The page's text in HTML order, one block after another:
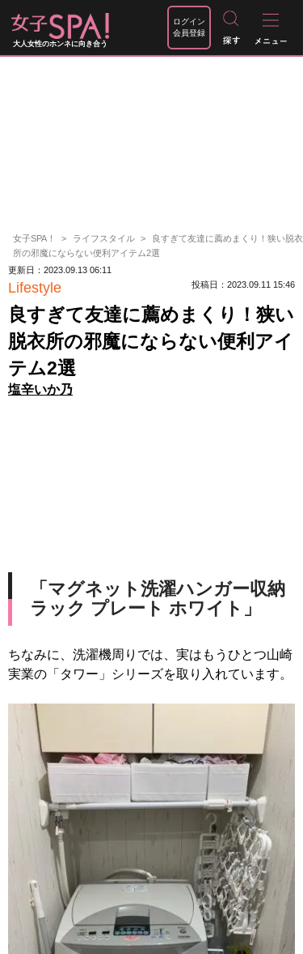
大人女性のホンネに向き合う
ログイン
会員登録
女子SPA！ ライフスタイル
良すぎて友達に薦めまくり！狭い脱衣
所の邪魔にならない便利アイテム2選
更新日：2023.09.13 06:11
Lifestyle 投稿日：2023.09.11 15:46
良すぎて友達に薦めまくり！狭い
脱衣所の邪魔にならない便利アイ
テム2選
塩辛いか乃
「マグネット洗濯ハンガー収納
ラック プレート ホワイト」
ちなみに、洗濯機周りでは、実はもうひとつ山崎
実業の「タワー」シリーズを取り入れています。